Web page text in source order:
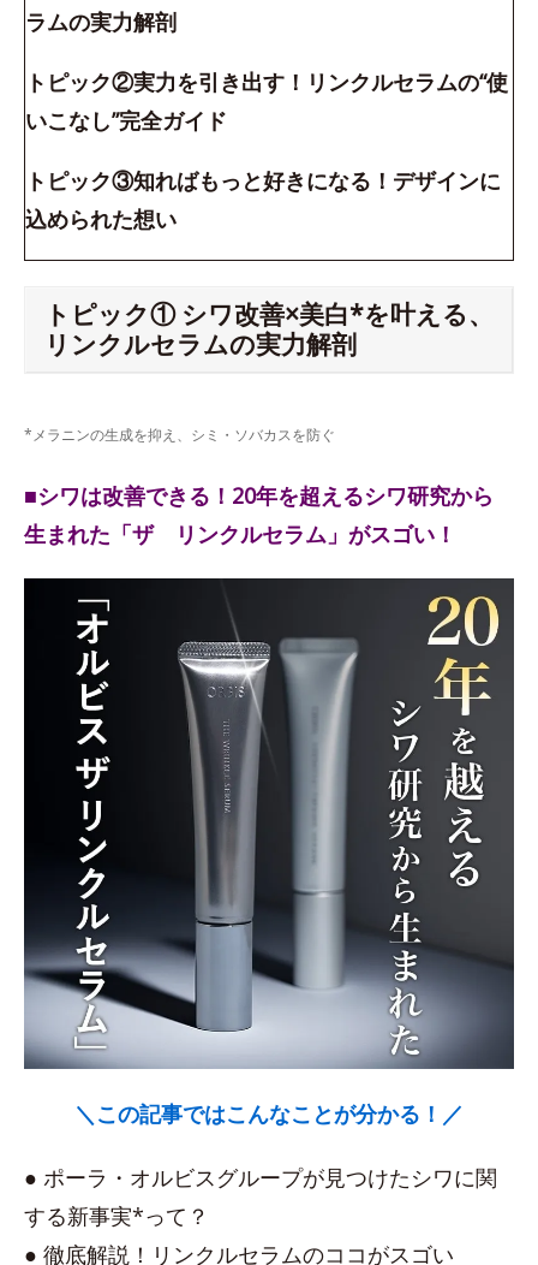
ラムの実力解剖
トピック②実力を引き出す！リンクルセラムの“使
いこなし”完全ガイド
トピック③知ればもっと好きになる！デザインに
込められた想い
トピック① シワ改善×美白*を叶える、
リンクルセラムの実力解剖
*メラニンの生成を抑え、シミ・ソバカスを防ぐ
■シワは改善できる！20年を超えるシワ研究から
生まれた「ザ リンクルセラム」がスゴい！
＼この記事ではこんなことが分かる！／
● ポーラ・オルビスグループが見つけたシワに関
する新事実*って？
● 徹底解説！リンクルセラムのココがスゴい